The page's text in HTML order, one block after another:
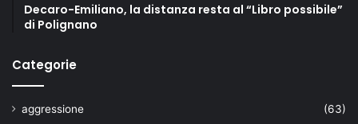
Decaro-Emiliano, la distanza resta al “Libro possibile”
di Polignano
Categorie
aggressione
(63)